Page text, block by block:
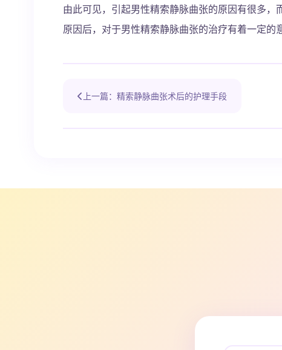
由此可见，引起男性精索静脉曲张的原因有很多
原因后，对于男性精索静脉曲张的治疗有着一定的
上一篇：精索静脉曲张术后的护理手段